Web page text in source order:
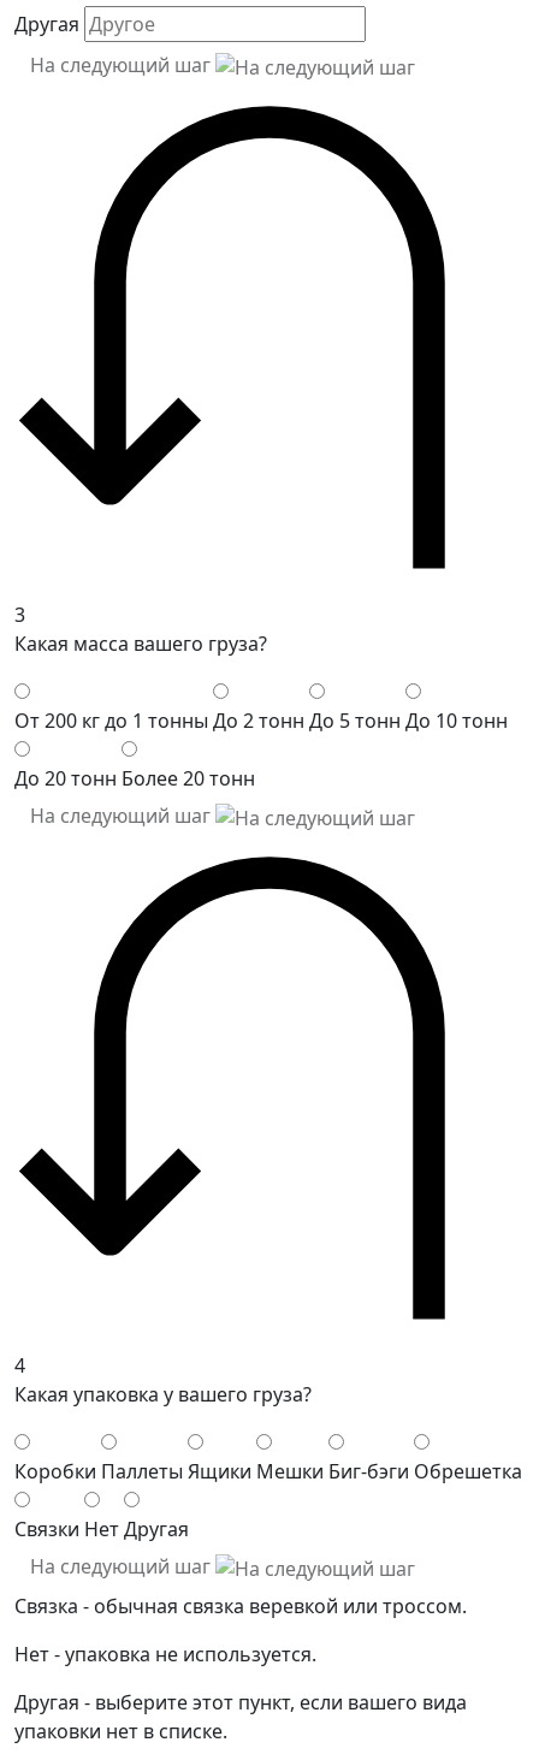
Другая
На следующий шаг
3
Какая масса вашего груза?
От 200 кг до 1 тонны До 2 тонн До 5 тонн До 10 тонн
До 20 тонн Более 20 тонн
На следующий шаг
4
Какая упаковка у вашего груза?
Коробки Паллеты Ящики Мешки Биг-бэги Обрешетка
Связки НетДругая
На следующий шаг
Связка - обычная связка веревкой или троссом.
Нет - упаковка не используется.
Другая - выберите этот пункт, если вашего вида
упаковки нет в списке.